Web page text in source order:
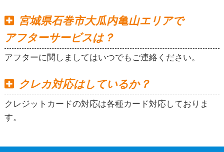
宮城県石巻市大瓜内亀山エリアで
アフターサービスは？
アフターに関しましてはいつでもご連絡ください。
クレカ対応はしているか？
クレジットカードの対応は各種カード対応しておりま
す。